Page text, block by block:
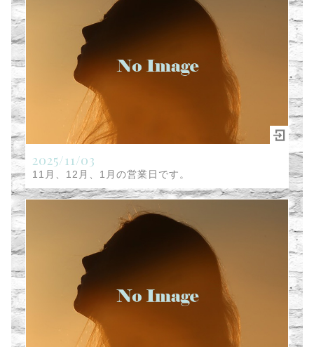
2025/11/03
11月、12月、1月の営業日です。